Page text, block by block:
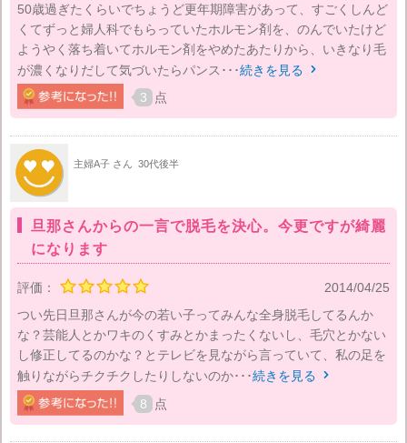
50歳過ぎたくらいでちょうど更年期障害があって、すごくしんど
くてずっと婦人科でもらっていたホルモン剤を、のんでいたけど
ようやく落ち着いてホルモン剤をやめたあたりから、いきなり毛
が濃くなりだして気づいたらパンス･･･続きを見る 
3 点
主婦A子 さん 30代後半
旦那さんからの一言で脱毛を決心。今更ですが綺麗
になります
評価：
2014/04/25
つい先日旦那さんが今の若い子ってみんな全身脱毛してるんか
な？芸能人とかワキのくすみとかまったくないし、毛穴とかない
し修正してるのかな？とテレビを見ながら言っていて、私の足を
触りながらチクチクしたりしないのか･･･続きを見る 
8 点